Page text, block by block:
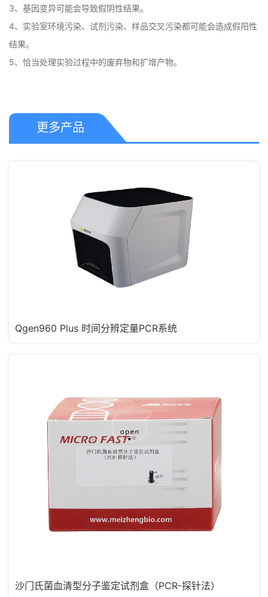
3、基因变异可能会导致假阴性结果。
4、实验室环境污染、试剂污染、样品交叉污染都可能会造成假阳性
结果。
5、恰当处理实验过程中的废弃物和扩增产物。
更多产品
Qgen960 Plus 时间分辨定量PCR系统
沙门氏菌血清型分子鉴定试剂盒（PCR-探针法）